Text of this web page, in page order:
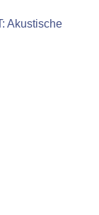
Akustische